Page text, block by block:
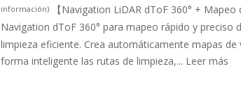
información)
【Navigation LiDAR dToF 360° + Mapeo
Navigation dToF 360° para mapeo rápido y preciso
limpieza eficiente. Crea automáticamente mapas de
forma inteligente las rutas de limpieza,... Leer más